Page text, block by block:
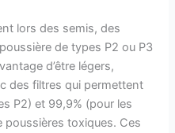
lors des semis, des
de types P2 ou P3
d’être légers,
des filtres qui permettent
P2) et 99,9% (pour les
poussières toxiques. Ces